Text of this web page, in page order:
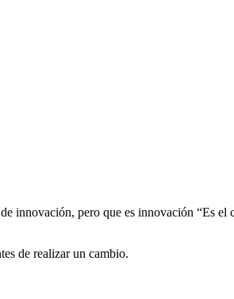
innovación, pero que es innovación “Es
de realizar un cambio.